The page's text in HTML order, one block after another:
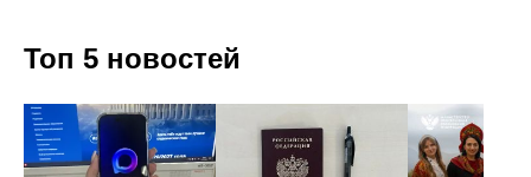
Топ 5 новостей